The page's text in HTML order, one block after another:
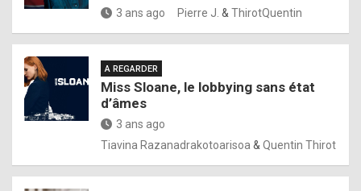
3 ans ago Pierre J. & ThirotQuentin
A REGARDER
Miss Sloane, le lobbying sans état
d’âmes
3 ans ago
Tiavina Razanadrakotoarisoa & Quentin Thirot